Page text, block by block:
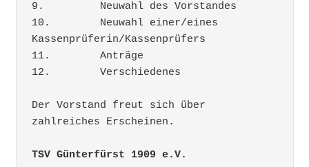
9.	   Neuwahl des Vorstandes
10.	   Neuwahl einer/eines
Kassenprüferin/Kassenprüfers
11.	   Anträge
12.	   Verschiedenes
Der Vorstand freut sich über
zahlreiches Erscheinen.
TSV Günterfürst 1909 e.V.